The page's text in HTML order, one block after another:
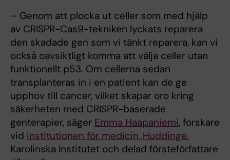
– Genom att plocka ut celler som med hjälp
av CRISPR-Cas9-tekniken lyckats reparera
den skadade gen som vi tänkt reparera, kan vi
också oavsiktligt komma att välja celler utan
funktionellt p53. Om cellerna sedan
transplanteras in i en patient kan de ge
upphov till cancer, vilket skapar oro kring
säkerheten med CRISPR-baserade
genterapier, säger Emma Haapaniemi, forskare
vid institutionen för medicin, Huddinge,
Karolinska Institutet och delad försteförfattare